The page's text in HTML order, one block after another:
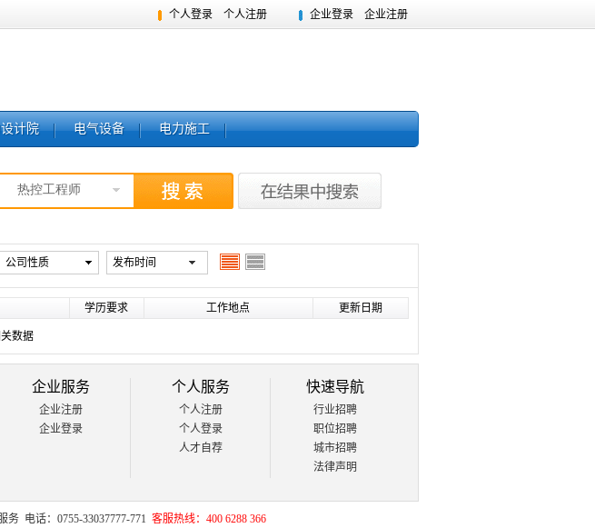
个人登录 个人注册 企业登录 企业注册
计院 电气设备 电力施工
热控工程师
公司性质 发布时间
学历要求 工作地点 更新日期
数据
企业服务
企业注册
企业登录
个人服务
个人注册
个人登录
人才自荐
快速导航
行业招聘
职位招聘
城市招聘
法律声明
务 电话：0755-33037777-771 客服热线：400 6288 366